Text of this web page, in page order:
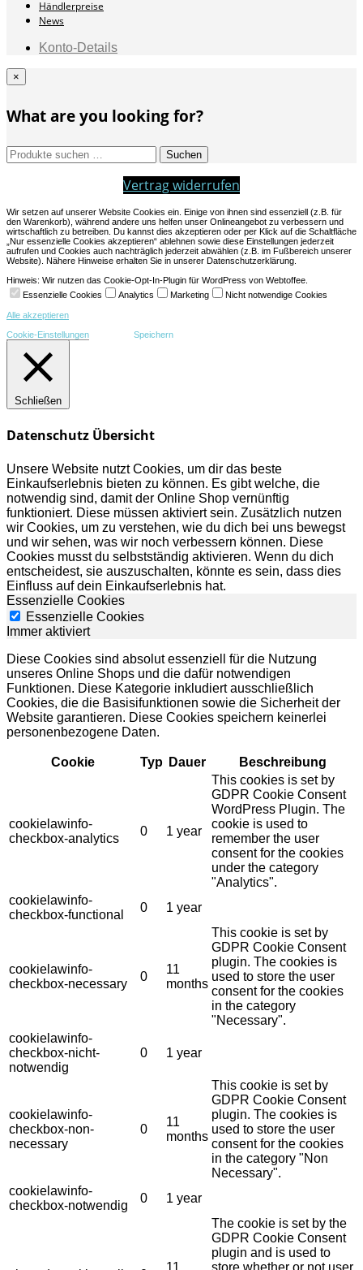
Händlerpreise
News
Konto-Details
×
What are you looking for?
Suchen
Suchen
Vertrag widerrufen
Wir setzen auf unserer Website Cookies ein. Einige von ihnen sind essenziell (z.B. für
den Warenkorb), während andere uns helfen unser Onlineangebot zu verbessern und
wirtschaftlich zu betreiben. Du kannst dies akzeptieren oder per Klick auf die Schaltfläche
„Nur essenzielle Cookies akzeptieren“ ablehnen sowie diese Einstellungen jederzeit
aufrufen und Cookies auch nachträglich jederzeit abwählen (z.B. im Fußbereich unserer
Website). Nähere Hinweise erhalten Sie in unserer Datenschutzerklärung.
Hinweis: Wir nutzen das Cookie-Opt-In-Plugin für WordPress von Webtoffee.
Essenzielle Cookies
Analytics Marketing Nicht notwendige Cookies
Alle akzeptieren
Cookie-Einstellungen
Speichern
Schließen
Datenschutz Übersicht
Unsere Website nutzt Cookies, um dir das beste
Einkaufserlebnis bieten zu können. Es gibt welche, die
notwendig sind, damit der Online Shop vernünftig
funktioniert. Diese müssen aktiviert sein. Zusätzlich nutzen
wir Cookies, um zu verstehen, wie du dich bei uns bewegst
und wir sehen, was wir noch verbessern können. Diese
Cookies musst du selbstständig aktivieren. Wenn du dich
entscheidest, sie auszuschalten, könnte es sein, dass dies
Einfluss auf dein Einkaufserlebnis hat.
Essenzielle Cookies
Essenzielle Cookies
Immer aktiviert
Diese Cookies sind absolut essenziell für die Nutzung
unseres Online Shops und die dafür notwendigen
Funktionen. Diese Kategorie inkludiert ausschließlich
Cookies, die die Basisifunktionen sowie die Sicherheit der
Website garantieren. Diese Cookies speichern keinerlei
personenbezogene Daten.
Cookie Typ Dauer Beschreibung
cookielawinfo-
checkbox-analytics
0 1 year
This cookies is set by
GDPR Cookie Consent
WordPress Plugin. The
cookie is used to
remember the user
consent for the cookies
under the category
"Analytics".
cookielawinfo-
checkbox-functional
0 1 year
cookielawinfo-
checkbox-necessary
0
11
months
This cookie is set by
GDPR Cookie Consent
plugin. The cookies is
used to store the user
consent for the cookies
in the category
"Necessary".
cookielawinfo-
checkbox-nicht-
notwendig
0 1 year
cookielawinfo-
checkbox-non-
necessary
0
11
months
This cookie is set by
GDPR Cookie Consent
plugin. The cookies is
used to store the user
consent for the cookies
in the category "Non
Necessary".
cookielawinfo-
checkbox-notwendig
0 1 year
11
The cookie is set by the
GDPR Cookie Consent
plugin and is used to
store whether or not user